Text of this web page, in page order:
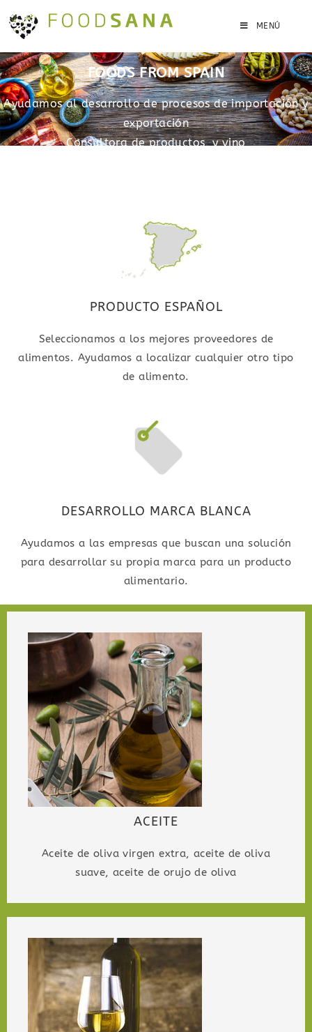
MENÚ
FOODS FROM SPAIN
Ayudamos al desarrollo de procesos de importación y
exportación
Consultora de productos y vino
PRODUCTO ESPAÑOL
Seleccionamos a los mejores proveedores de
alimentos. Ayudamos a localizar cualquier otro tipo
de alimento.
DESARROLLO MARCA BLANCA
Ayudamos a las empresas que buscan una solución
para desarrollar su propia marca para un producto
alimentario.
ACEITE
Aceite de oliva virgen extra, aceite de oliva
suave, aceite de orujo de oliva